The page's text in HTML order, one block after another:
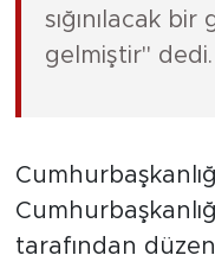
sığınılacak
gelmiştir" dedi.
tarafından